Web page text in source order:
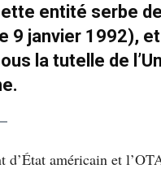
entité serbe
9 janvier 1992),
la tutelle de
d’État américain et